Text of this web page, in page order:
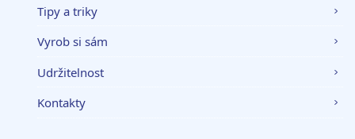
Tipy a triky
Vyrob si sám
Udržitelnost
Kontakty